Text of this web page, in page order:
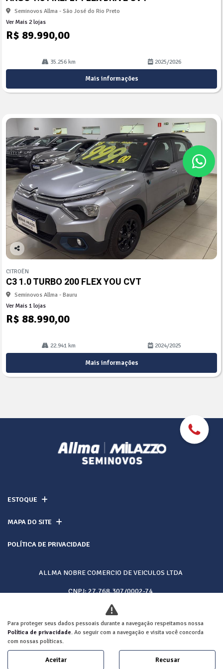
Seminovos Allma - São José do Rio Preto
Ver Mais 2 lojas
R$ 89.990,00
35.256 km 2025/2026
Mais informações
Co
arti
lhe
CITROËN
C3 1.0 TURBO 200 FLEX YOU CVT
Seminovos Allma - Bauru
Ver Mais 1 lojas
R$ 88.990,00
22.941 km 2024/2025
Mais informações
ESTOQUE
MAPA DO SITE
POLÍTICA DE PRIVACIDADE
ALLMA NOBRE COMERCIO DE VEICULOS LTDA
CNPJ: 27.768.307/0002-74
Desacelere. Seu bem maior é a vida.
Para proteger seus dados pessoais durante a navegação respeitamos nossa
Política de privacidade. Ao seguir com a navegação e visita você concorda
com nossas políticas.
Aceitar Recusar